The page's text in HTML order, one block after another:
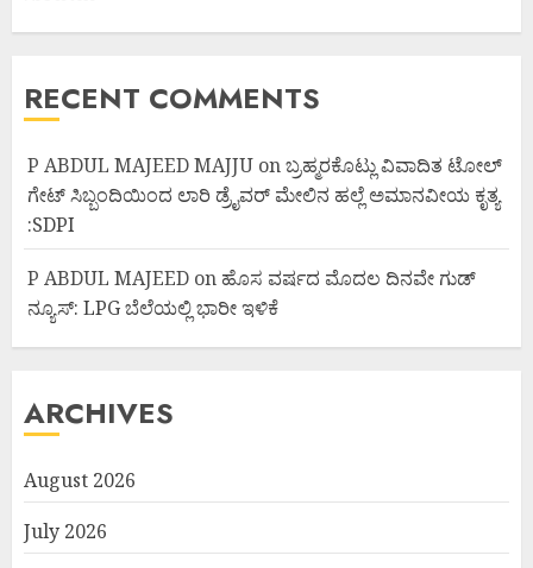
RECENT COMMENTS
P ABDUL MAJEED MAJJU onಬ್ರಹ್ಮರಕೊಟ್ಲು ವಿವಾದಿತ ಟೋಲ್
ಗೇಟ್ ಸಿಬ್ಬಂದಿಯಿಂದ ಲಾರಿ ಡ್ರೈವರ್ ಮೇಲಿನ ಹಲ್ಲೆ ಅಮಾನವೀಯ ಕೃತ್ಯ
:SDPI
P ABDUL MAJEED on ಹೊಸ ವರ್ಷದ ಮೊದಲ ದಿನವೇ ಗುಡ್
ನ್ಯೂಸ್: LPG ಬೆಲೆಯಲ್ಲಿ ಭಾರೀ ಇಳಿಕೆ
ARCHIVES
August 2026
July 2026